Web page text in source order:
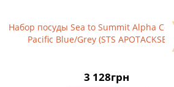
to Summit Alpha Cookset 2.1
Grey (STS APOTACKSET2.1)